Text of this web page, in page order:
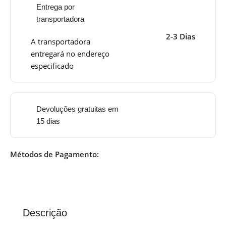
Entrega por
transportadora
A transportadora
entregará no endereço
especificado
2-3 Dias
Devoluções gratuitas em
15 dias
Métodos de Pagamento:
Descrição